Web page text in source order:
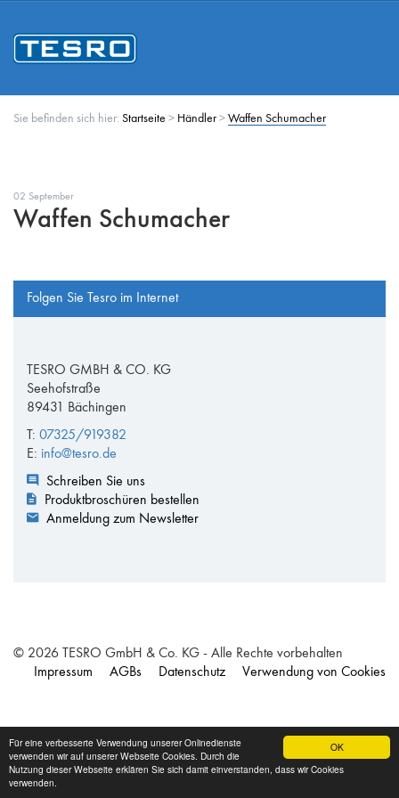
OK
Für eine verbesserte Verwendung unserer Onlinedienste
verwenden wir auf unserer Webseite Cookies. Durch die
Nutzung dieser Webseite erklären Sie sich damit einverstanden, dass wir Cookies
verwenden.
Sie befinden sich hier: Startseite > Händler > Waffen Schumacher
02 September
Waffen Schumacher
Folgen Sie Tesro im Internet
TESRO GMBH & CO. KG
Seehofstraße
89431 Bächingen
T: 07325/919382
E: info@tesro.de
Schreiben Sie uns
Produktbroschüren bestellen
Anmeldung zum Newsletter
© 2026 TESRO GmbH & Co. KG - Alle Rechte vorbehalten
Impressum
AGBs Datenschutz Verwendung von Cookies